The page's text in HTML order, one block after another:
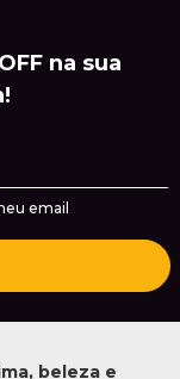
na sua
email
beleza e